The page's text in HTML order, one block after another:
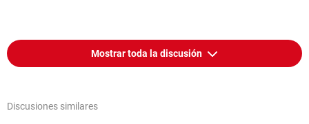
Mostrar toda la discusión
Discusiones similares